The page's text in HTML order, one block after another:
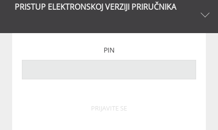
PRISTUP ELEKTRONSKOJ VERZIJI PRIRUČNIKA
PIN
PRIJAVITE SE